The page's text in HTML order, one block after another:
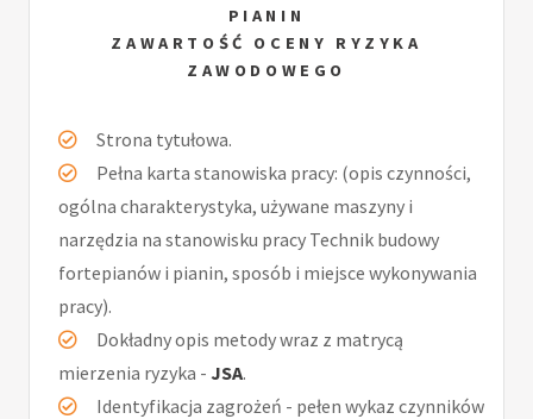
PIANIN
ZAWARTOŚĆ OCENY RYZYKA
ZAWODOWEGO
Strona tytułowa.
Pełna karta stanowiska pracy: (opis czynności,
ogólna charakterystyka, używane maszyny i
narzędzia na stanowisku pracy Technik budowy
fortepianów i pianin, sposób i miejsce wykonywania
pracy).
Dokładny opis metody wraz z matrycą
mierzenia ryzyka - JSA.
Identyfikacja zagrożeń - pełen wykaz czynników